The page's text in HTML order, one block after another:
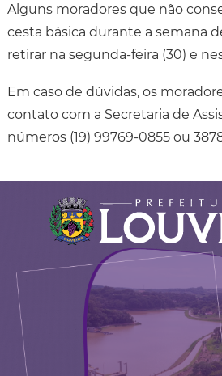
Alguns moradores que não
cesta básica durante a semana
retirar na segunda-feira (30) e
Em caso de dúvidas, os
contato com a Secretaria de
números (19) 99769-0855 ou